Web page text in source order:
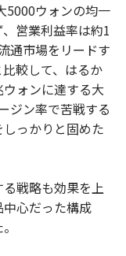
5000ウォンの均一
営業利益率は約1
通市場をリードす
較して、はるか
ォンに達する大
ジン率で苦戦する
っかりと固めた
戦略も効果を上
心だった構成